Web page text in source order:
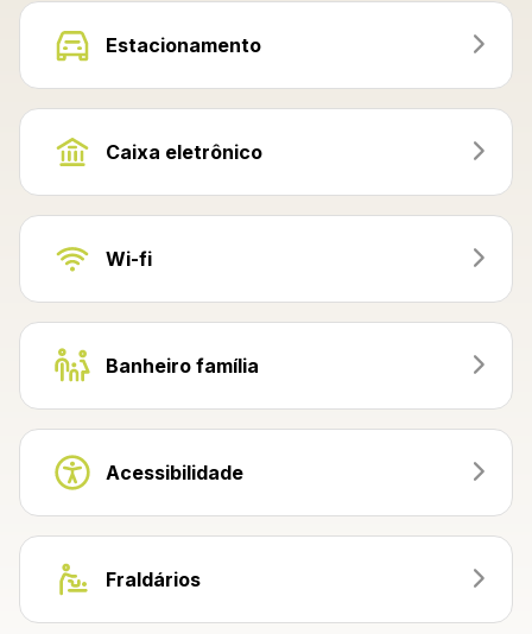
Estacionamento
Caixa eletrônico
Wi-fi
Banheiro família
Acessibilidade
Fraldários